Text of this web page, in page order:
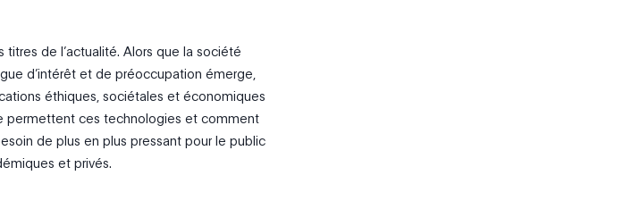
titres de l’actualité. Alors que la société
d’intérêt et de préoccupation émerge,
éthiques, sociétales et économiques
permettent ces technologies et comment
de plus en plus pressant pour le public
et privés.